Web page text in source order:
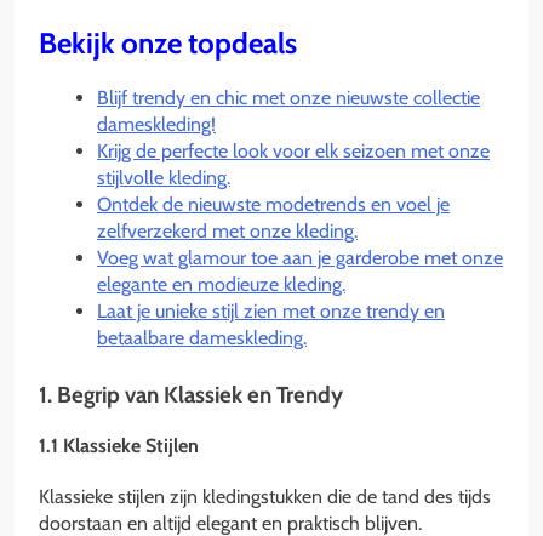
Bekijk onze topdeals
Blijf trendy en chic met onze nieuwste collectie
dameskleding!
Krijg de perfecte look voor elk seizoen met onze
stijlvolle kleding.
Ontdek de nieuwste modetrends en voel je
zelfverzekerd met onze kleding.
Voeg wat glamour toe aan je garderobe met onze
elegante en modieuze kleding.
Laat je unieke stijl zien met onze trendy en
betaalbare dameskleding.
1. Begrip van Klassiek en Trendy
1.1 Klassieke Stijlen
Klassieke stijlen zijn kledingstukken die de tand des tijds
doorstaan en altijd elegant en praktisch blijven.